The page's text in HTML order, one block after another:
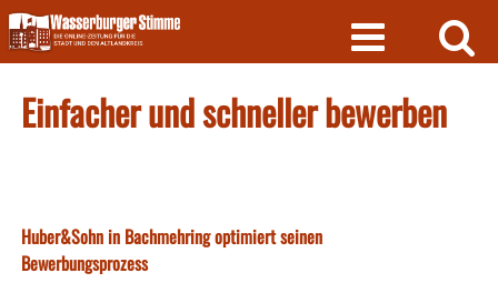
Skip
to
content
Einfacher und schneller bewerben
Huber&Sohn in Bachmehring optimiert seinen
Bewerbungsprozess